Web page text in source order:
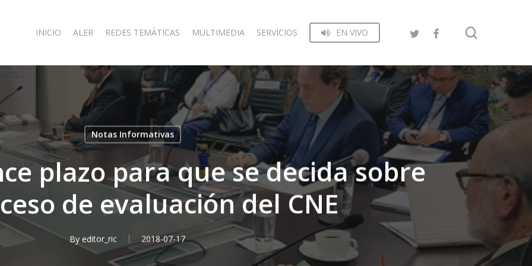
INICIO ALER REDES TEMÁTICAS MULTIMEDIA SERVICIOS EN VIVO
Notas Informativas
plazo para que se decida sobre
de evaluación del CNE
By editor_ric 2018-07-17